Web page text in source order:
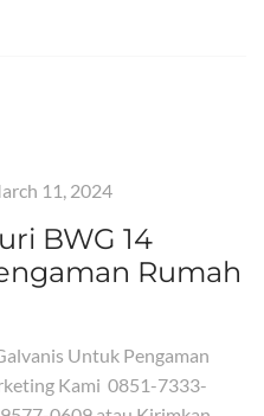
11, 2024
BWG 14
Rumah
Untuk Pengaman
Kami 0851-7333-